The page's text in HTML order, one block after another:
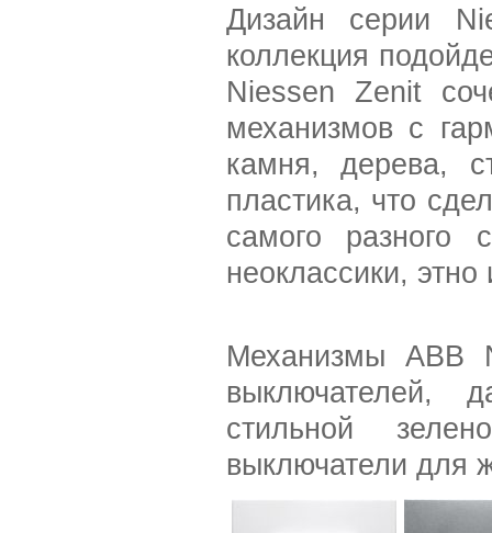
Дизайн серии
коллекция
Niessen Zenit
механизмов с
камня, дерева,
пластика, что
самого разного
неоклассики,
Механизмы ABB
выключателей,
стильной
выключатели для